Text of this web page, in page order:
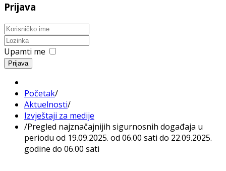
Prijava
Upamti me
Prijava
Početak/
Aktuelnosti/
Izvještaji za medije
/Pregled najznačajnijih sigurnosnih događaja u
periodu od 19.09.2025. od 06.00 sati do 22.09.2025.
godine do 06.00 sati